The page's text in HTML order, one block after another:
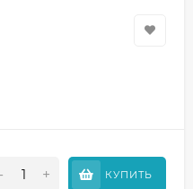
- + КУПИТЬ